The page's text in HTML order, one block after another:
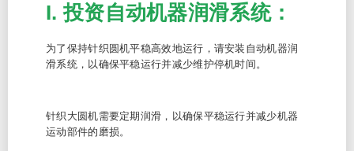
I. 投资自动机器润滑系统：
为了保持针织圆机平稳高效地运行，请安装自动机器润
滑系统，以确保平稳运行并减少维护停机时间。
针织大圆机需要定期润滑，以确保平稳运行并减少机器
运动部件的磨损。